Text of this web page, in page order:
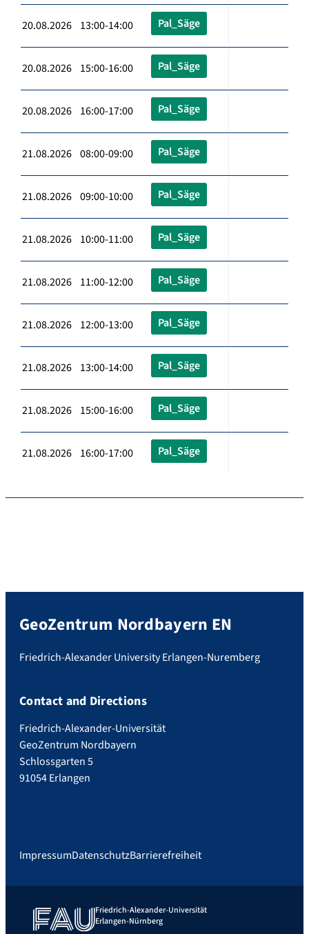
20.08.2026 13:00-14:00 Pal_Säge
20.08.2026 15:00-16:00 Pal_Säge
20.08.2026 16:00-17:00 Pal_Säge
21.08.2026 08:00-09:00 Pal_Säge
21.08.2026 09:00-10:00 Pal_Säge
21.08.2026 10:00-11:00 Pal_Säge
21.08.2026 11:00-12:00 Pal_Säge
21.08.2026 12:00-13:00 Pal_Säge
21.08.2026 13:00-14:00 Pal_Säge
21.08.2026 15:00-16:00 Pal_Säge
21.08.2026 16:00-17:00 Pal_Säge
GeoZentrum Nordbayern EN
Friedrich-Alexander University Erlangen-Nuremberg
Contact and Directions
Friedrich-Alexander-Universität
GeoZentrum Nordbayern
Schlossgarten 5
91054 Erlangen
ImpressumDatenschutzBarrierefreiheit
Friedrich-Alexander-Universität
Erlangen-Nürnberg